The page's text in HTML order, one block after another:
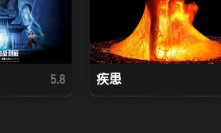
5.8 疾患